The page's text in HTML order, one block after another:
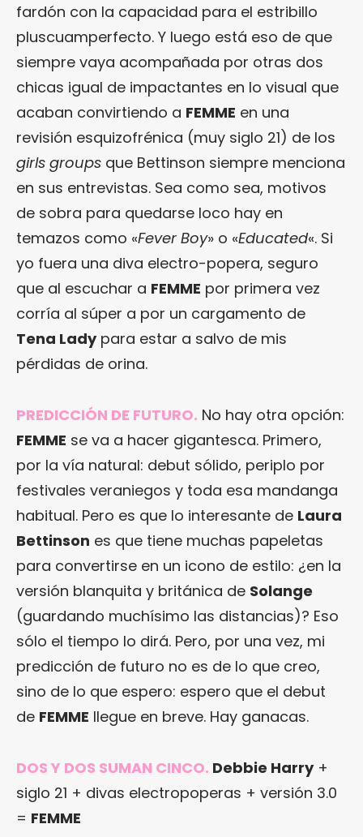
fardón con la capacidad para el estribillo
pluscuamperfecto. Y luego está eso de que
siempre vaya acompañada por otras dos
chicas igual de impactantes en lo visual que
acaban convirtiendo a FEMME en una
revisión esquizofrénica (muy siglo 21) de los
girls groups que Bettinson siempre menciona
en sus entrevistas. Sea como sea, motivos
de sobra para quedarse loco hay en
temazos como «Fever Boy» o «Educated«. Si
yo fuera una diva electro-popera, seguro
que al escuchar a FEMME por primera vez
corría al súper a por un cargamento de
Tena Ladypara estar a salvo de mis
pérdidas de orina.
PREDICCIÓN DE FUTURO. No hay otra opción:
FEMME se va a hacer gigantesca. Primero,
por la vía natural: debut sólido, periplo por
festivales veraniegos y toda esa mandanga
habitual. Pero es que lo interesante de Laura
Bettinson es que tiene muchas papeletas
para convertirse en un icono de estilo: ¿en la
versión blanquita y británica de Solange
(guardando muchísimo las distancias)? Eso
sólo el tiempo lo dirá. Pero, por una vez, mi
predicción de futuro no es de lo que creo,
sino de lo que espero: espero que el debut
de FEMME llegue en breve. Hay ganacas.
DOS Y DOS SUMAN CINCO. Debbie Harry+
siglo 21 + divas electropoperas + versión 3.0
= FEMME